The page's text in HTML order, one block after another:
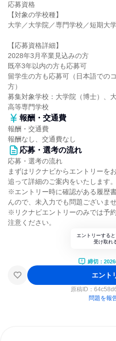
応募資格
【対象の学校種】
大学／大学院／専門学校／短期大
【応募資格詳細】
2028年3月卒業見込みの方
既卒3年以内の方も応募可
留学生の方も応募可（日本語での
方）
募集対象学校：大学院（博士）、
高等専門学校
報酬・交通費
報酬・交通費
報酬なし、交通費なし
応募・選考の流れ
応募・選考の流れ
まずはリクナビからエントリーを
追って詳細のご案内をいたします。
※エントリー時に確認がある履歴
んので、未入力でも問題ございませ
※リクナビエントリーのみでは予
注意ください。
エントリーする
受け取れ
締切：
エント
原稿ID：
問題を報